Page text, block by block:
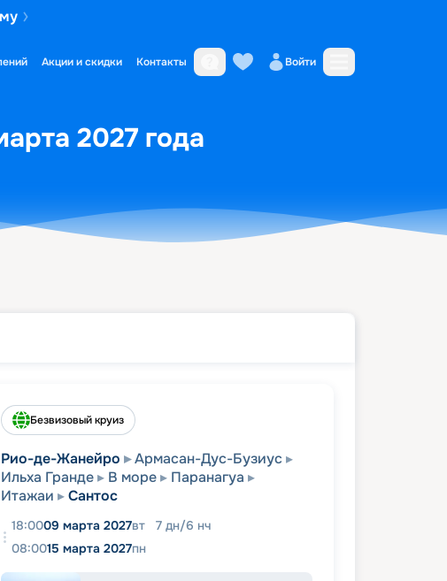
Акции и скидки Контакты Войти
2027 года
Безвизовый круиз
Рио-де-Жанейро
Армасан-Дус-Бузиус
Ильха Гранде
В море
Паранагуа
Итажаи
Сантос
18:0009 марта 2027вт 7 дн/6 нч
08:0015 марта 2027пн